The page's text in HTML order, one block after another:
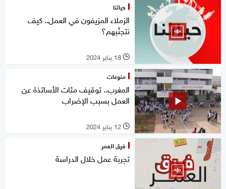
حياتنا
الزملاء المزيفون في العمل.. كيف
نتجنّبهم؟
l 18 يناير 2024
منوعات
المغرب.. توقيف مئات الأساتذة عن
العمل بسبب الإضراب
l 12 يناير 2024
فرق العمر
تجربة عمل خلال الدراسة